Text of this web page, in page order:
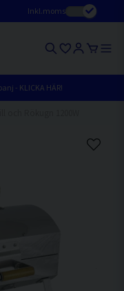
Inkl.moms
- KLICKA HÄR!